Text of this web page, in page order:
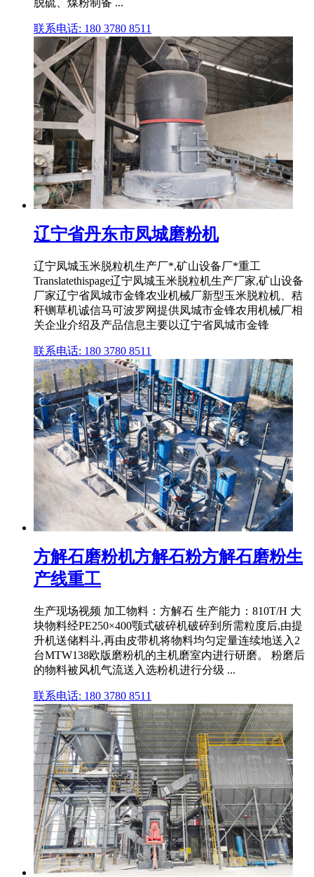
脱硫、煤粉制备 ...
联系电话: 180 3780 8511
辽宁省丹东市凤城磨粉机
辽宁凤城玉米脱粒机生产厂*,矿山设备厂*重工
Translatethispage辽宁凤城玉米脱粒机生产厂家,矿山设备
厂家辽宁省凤城市金锋农业机械厂新型玉米脱粒机、秸
秆铡草机诚信马可波罗网提供凤城市金锋农用机械厂相
关企业介绍及产品信息主要以辽宁省凤城市金锋
联系电话: 180 3780 8511
方解石磨粉机方解石粉方解石磨粉生
产线重工
生产现场视频 加工物料：方解石 生产能力：810T/H 大
块物料经PE250×400颚式破碎机破碎到所需粒度后,由提
升机送储料斗,再由皮带机将物料均匀定量连续地送入2
台MTW138欧版磨粉机的主机磨室内进行研磨。 粉磨后
的物料被风机气流送入选粉机进行分级 ...
联系电话: 180 3780 8511